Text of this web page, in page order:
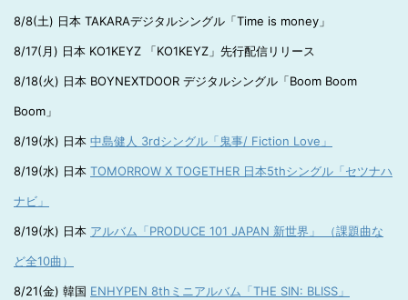
8/8(土) 日本 TAKARAデジタルシングル「Time is money」
8/17(月) 日本 KO1KEYZ 「KO1KEYZ」先行配信リリース
8/18(火) 日本 BOYNEXTDOOR デジタルシングル「Boom Boom
Boom」
8/19(水) 日本 中島健人 3rdシングル「鬼事/ Fiction Love」
8/19(水) 日本 TOMORROW X TOGETHER 日本5thシングル「セツナハ
ナビ」
8/19(水) 日本 アルバム「PRODUCE 101 JAPAN 新世界」 （課題曲な
ど全10曲）
8/21(金) 韓国 ENHYPEN 8thミニアルバム「THE SIN: BLISS」